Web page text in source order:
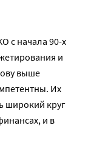
с начала 90-х
и
выше
Их
широкий круг
и в